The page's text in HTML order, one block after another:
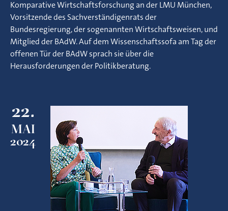
Komparative Wirtschaftsforschung an der LMU München,
Vorsitzende des Sachverständigenrats der
Bundesregierung, der sogenannten Wirtschaftsweisen, und
Mitglied der BAdW. Auf dem Wissenschaftssofa am Tag der
offenen Tür der BAdW sprach sie über die
Herausforderungen der Politikberatung.
22.
MAI
2024